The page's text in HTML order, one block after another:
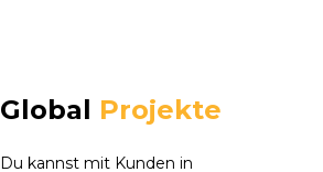
Global Projekte
Du kannst mit Kunden in